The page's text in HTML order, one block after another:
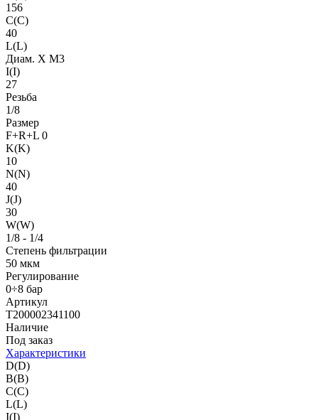
156
C(C)
40
L(L)
Диам. X M3
I(I)
27
Резьба
1/8
Размер
F+R+L 0
K(K)
10
N(N)
40
J(J)
30
W(W)
1/8 - 1/4
Степень фильтрации
50 мкм
Регулирование
0÷8 бар
Артикул
T200002341100
Наличие
Под заказ
Характеристики
D(D)
B(B)
C(C)
L(L)
I(I)